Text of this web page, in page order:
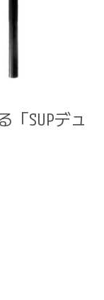
「SUPデュ